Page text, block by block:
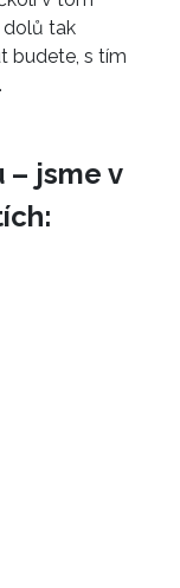
dolů tak
budete, s tím
– jsme v